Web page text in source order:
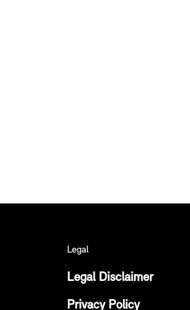
Legal
Legal Disclaimer
Privacy Policy